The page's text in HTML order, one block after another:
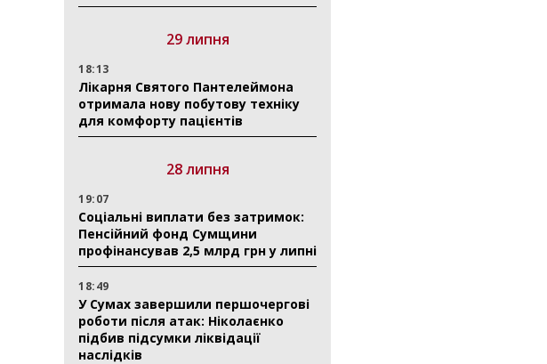
29 липня
18:13
Лікарня Святого Пантелеймона
отримала нову побутову техніку
для комфорту пацієнтів
28 липня
19:07
Соціальні виплати без затримок:
Пенсійний фонд Сумщини
профінансував 2,5 млрд грн у липні
18:49
У Сумах завершили першочергові
роботи після атак: Ніколаєнко
підбив підсумки ліквідації
наслідків